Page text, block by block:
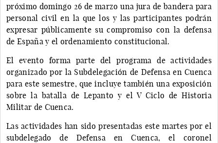
próximo domingo 26 de marzo una jura de bandera para
personal civil en la que los y las participantes podrán
expresar públicamente su compromiso con la defensa
de España y el ordenamiento constitucional.
El evento forma parte del programa de actividades
organizado por la Subdelegación de Defensa en Cuenca
para este semestre, que incluye también una exposición
sobre la batalla de Lepanto y el V Ciclo de Historia
Militar de Cuenca.
Las actividades han sido presentadas este martes por el
subdelegado de Defensa en Cuenca, el coronel